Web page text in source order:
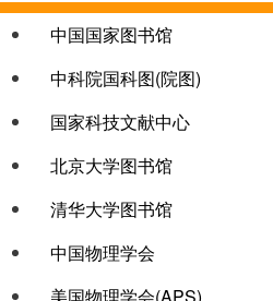
链接col-1
中国国家图书馆
中科院国科图(院图)
国家科技文献中心
北京大学图书馆
清华大学图书馆
链接col-3
中国物理学会